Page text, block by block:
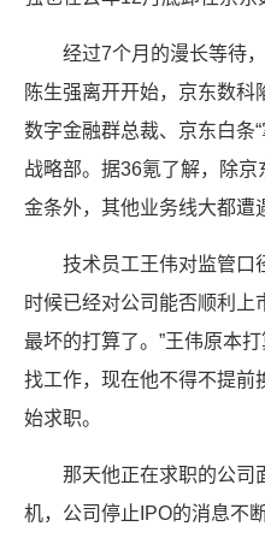
经过7个月的漫长等待
陈生强离开开始，京东数科
数字金融群总裁、京东白条
战略部。据36氪了解，除京
金条外，其他业务线大都遭
技术员工王伟对监管口
时候已经对公司能否顺利
最坏的打算了。”王伟原本
找工作，现在他不得不提前
始求职。
那天他正在求职的公司
机，公司停止IPO的消息不